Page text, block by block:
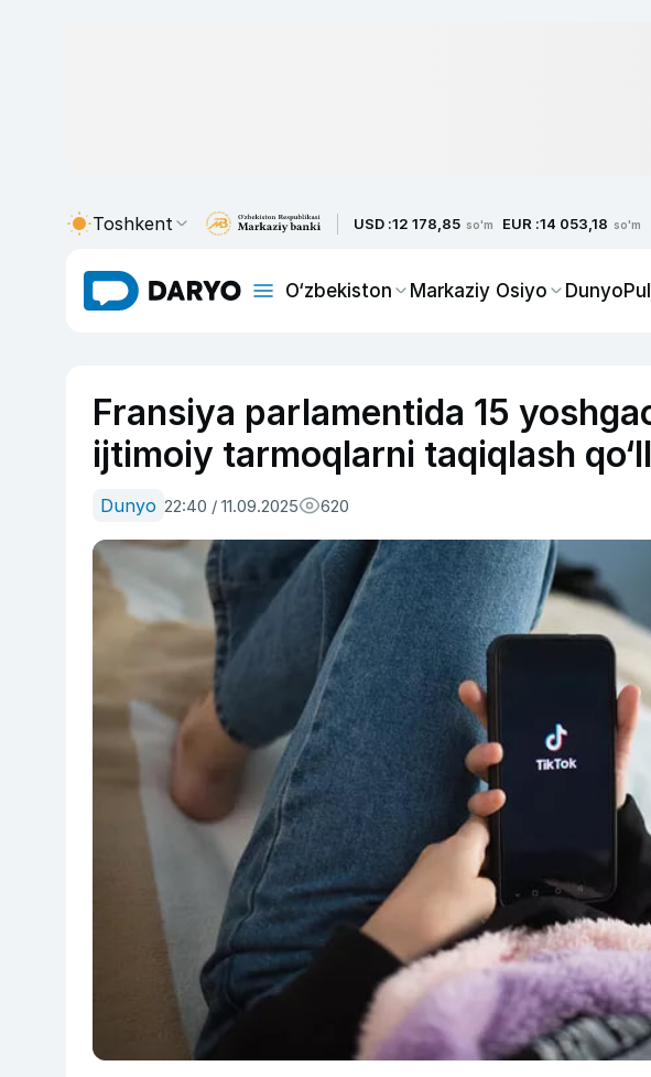
Toshkent USD :12 178,85 so'm EUR :14 053,18 so'm
O‘zbekiston Markaziy Osiyo DunyoPul
Fransiya parlamentida 15
ijtimoiy tarmoqlarni taqiqlash
Dunyo 22:40 / 11.09.2025 620